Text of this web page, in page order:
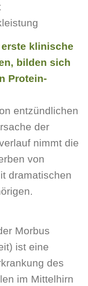
klinische
bilden sich
Protein-
entzündlichen
der
nimmt die
von
dramatischen
Morbus
ist eine
des
im Mittelhirn